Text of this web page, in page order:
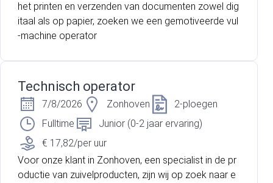
het printen en verzenden van documenten zowel dig
itaal als op papier, zoeken we een gemotiveerde vul
-machine operator
Technisch operator
7/8/2026 Zonhoven
2-ploegen
Fulltime
Junior (0-2 jaar ervaring)
€ 17,82/per uur
Voor onze klant in Zonhoven, een specialist in de pr
oductie van zuivelproducten, zijn wij op zoek naar e